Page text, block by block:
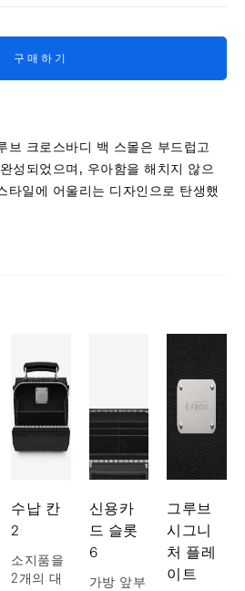
구매하기
브 크로스바디 백 스몰은 부드럽고
성되었으며, 우아함을 해치지 않으
타일에 어울리는 디자인으로 탄생했
수납 칸
2
소지품을
2개의 대
신용카
드 슬롯
6
가방 앞부
그루브
시그니
처 플레
이트